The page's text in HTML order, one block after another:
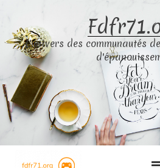
content
L'univers des communautés